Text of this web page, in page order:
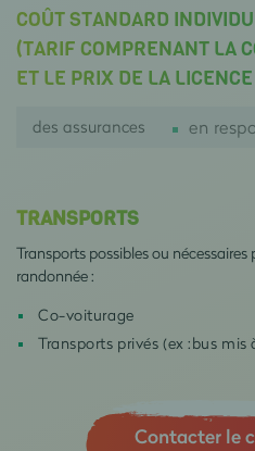
COÛT STANDARD
(TARIF COMPRENANT LA
ET LE PRIX DE LA
des assurances en
TRANSPORTS
Transports possibles ou
randonnée :
Co-voiturage
Transports privés (ex :bus
Contacter le